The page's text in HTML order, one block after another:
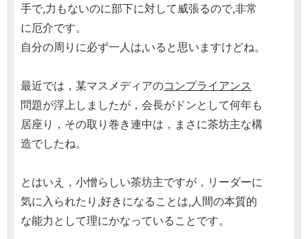
手で,力もないのに部下に対して威張るので,非常
に厄介です。
自分の周りに必ず一人は,いると思いますけどね。
最近では，某マスメディアのコンプライアンス
問題が浮上しましたが，会長がドンとして何年も
居座り，その取り巻き連中は，まさに茶坊主な構
造でしたね。
とはいえ，小憎らしい茶坊主ですが，リーダーに
気に入られたり,好きになることは,人間の本質的
な能力として理にかなっていることです。